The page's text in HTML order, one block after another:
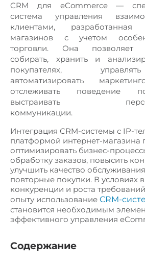
CRM для eCommerce —
система управления
клиентами,
магазинов с учетом
торговли. Она позволяет
собирать, хранить и
покупателях,
автоматизировать
отслеживать поведение
выстраивать
коммуникации.
Интеграция CRM-системы с IP-
платформой интернет-магазина
оптимизировать бизнес-
обработку заказов, повысить
улучшить качество
повторные покупки. В условиях
конкуренции и роста
опыту использование CRM-
становится необходимым
эффективного управления
Содержание